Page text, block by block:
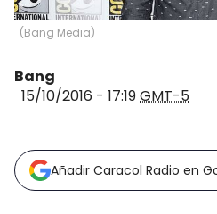
(Bang Media)
Bang
15/10/2016 - 17:19GMT-5
Añadir Caracol Radio en